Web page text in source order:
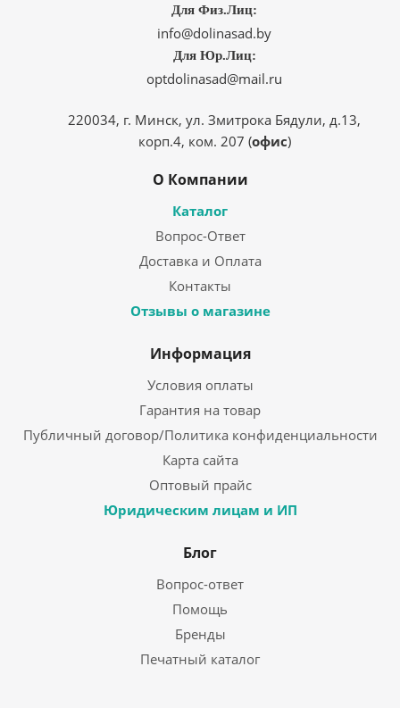
Для Физ.Лиц:
info@dolinasad.by
Для Юр.Лиц:
optdolinasad@mail.ru
220034, г. Минск, ул. Змитрока Бядули, д.13,
корп.4, ком. 207 (офис)
О Компании
Каталог
Вопрос-Ответ
Доставка и Оплата
Контакты
Отзывы о магазине
Информация
Условия оплаты
Гарантия на товар
Публичный договор/Политика конфиденциальности
Карта сайта
Оптовый прайс
Юридическим лицам и ИП
Блог
Вопрос-ответ
Помощь
Бренды
Печатный каталог